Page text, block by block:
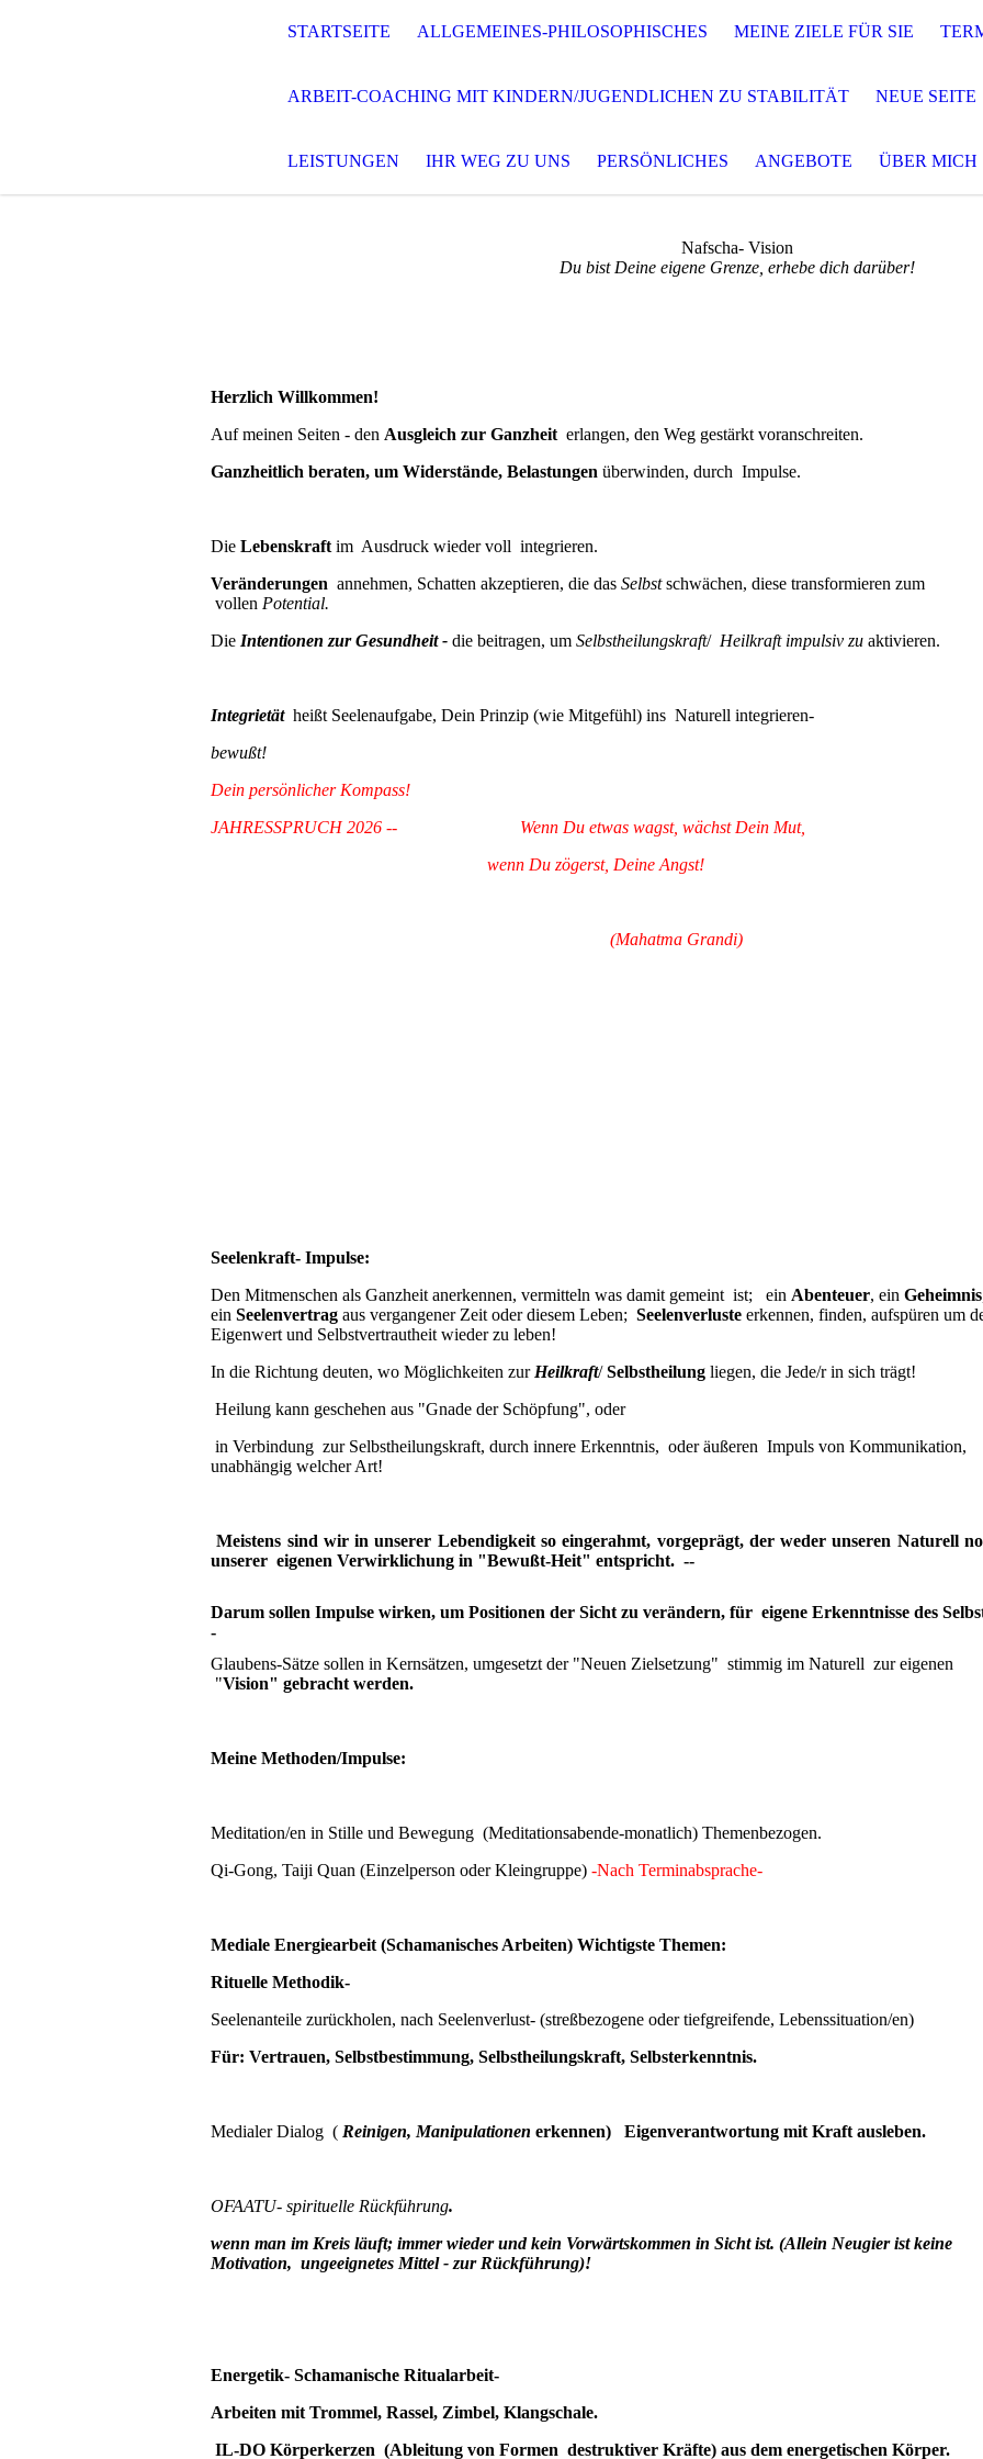
STARTSEITE ALLGEMEINES-PHILOSOPHISCHES MEINE ZIELE FÜR SIE
ARBEIT-COACHING MIT KINDERN/JUGENDLICHEN ZU STABILITÄT NEUE SEITE
LEISTUNGEN IHR WEG ZU UNS PERSÖNLICHES ANGEBOTE ÜBER MICH
Nafscha- Vision
Du bist Deine eigene Grenze, erhebe dich darüber!
Herzlich Willkommen!
Auf meinen Seiten - den Ausgleich zur Ganzheit erlangen, den Weg gestärkt voranschreiten.
Ganzheitlich beraten, um Widerstände, Belastungen überwinden, durch Impulse.
Die Lebenskraft im Ausdruck wieder voll integrieren.
Veränderungen annehmen, Schatten akzeptieren, die das Selbstschwächen, diese transformieren zum
vollen Potential.
Die Intentionen zur Gesundheit - die beitragen, um Selbstheilungskraft/ Heilkraft impulsiv zu aktivieren.
Integrietätheißt Seelenaufgabe, Dein Prinzip (wie Mitgefühl) ins Naturell integrieren-
bewußt!
Dein persönlicher Kompass!
JAHRESSPRUCH 2026 -- Wenn Du etwas wagst, wächst Dein Mut,
wenn Du zögerst, Deine Angst!
(Mahatma Grandi)
Seelenkraft- Impulse:
Den Mitmenschen als Ganzheit anerkennen, vermitteln was damit gemeint ist; ein Abenteuer, ein Geheimnis
ein Seelenvertrag aus vergangener Zeit oder diesem Leben; Seelenverluste erkennen, finden, aufspüren um
Eigenwert und Selbstvertrautheit wieder zu leben!
In die Richtung deuten, wo Möglichkeiten zur Heilkraft/Selbstheilung liegen, die Jede/r in sich trägt!
Heilung kann geschehen aus "Gnade der Schöpfung", oder
in Verbindung zur Selbstheilungskraft, durch innere Erkenntnis, oder äußeren Impuls von Kommunikation,
unabhängig welcher Art!
Meistens sind wir in unserer Lebendigkeit so eingerahmt, vorgeprägt, der weder unseren Naturell
unserer eigenen Verwirklichung in "Bewußt-Heit" entspricht. --
Darum sollen Impulse wirken, um Positionen der Sicht zu verändern, für eigene Erkenntnisse des
-
Glaubens-Sätze sollen in Kernsätzen, umgesetzt der "Neuen Zielsetzung" stimmig im Naturell zur eigenen
"Vision" gebracht werden.
Meine Methoden/Impulse:
Meditation/en in Stille und Bewegung (Meditationsabende-monatlich) Themenbezogen.
Qi-Gong, Taiji Quan (Einzelperson oder Kleingruppe) -Nach Terminabsprache-
Mediale Energiearbeit (Schamanisches Arbeiten) Wichtigste Themen:
Rituelle Methodik-
Seelenanteile zurückholen, nach Seelenverlust- (streßbezogene oder tiefgreifende, Lebenssituation/en)
Für: Vertrauen, Selbstbestimmung, Selbstheilungskraft, Selbsterkenntnis.
Medialer Dialog ( Reinigen, Manipulationen erkennen) Eigenverantwortung mit Kraft ausleben.
OFAATU- spirituelle Rückführung.
wenn man im Kreis läuft; immer wieder und kein Vorwärtskommen in Sicht ist. (Allein Neugier ist keine
Motivation, ungeeignetes Mittel - zur Rückführung)!
Energetik- Schamanische Ritualarbeit-
Arbeiten mit Trommel, Rassel, Zimbel, Klangschale.
IL-DO Körperkerzen (Ableitung von Formen destruktiver Kräfte) aus dem energetischen Körper.